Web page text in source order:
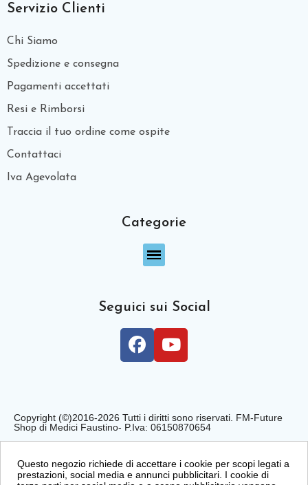
Servizio Clienti
Chi Siamo
Spedizione e consegna
Pagamenti accettati
Resi e Rimborsi
Traccia il tuo ordine come ospite
Contattaci
Iva Agevolata
Categorie
Seguici sui Social
Copyright (©)2016-2026 Tutti i diritti sono riservati. FM-Future
Shop di Medici Faustino- P.Iva: 06150870654
Questo negozio richiede di accettare i cookie per scopi legati a
prestazioni, social media e annunci pubblicitari. I cookie di